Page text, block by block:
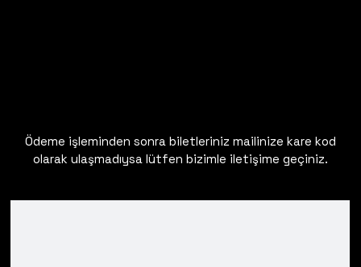
Ödeme işleminden sonra biletleriniz mailinize kare kod
olarak ulaşmadıysa lütfen bizimle iletişime geçiniz.